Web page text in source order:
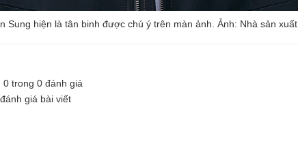
Sung hiện là tân binh được chú ý trên màn ảnh. Ảnh: Nhà sản xuất
0 trong 0 đánh giá
giá bài viết